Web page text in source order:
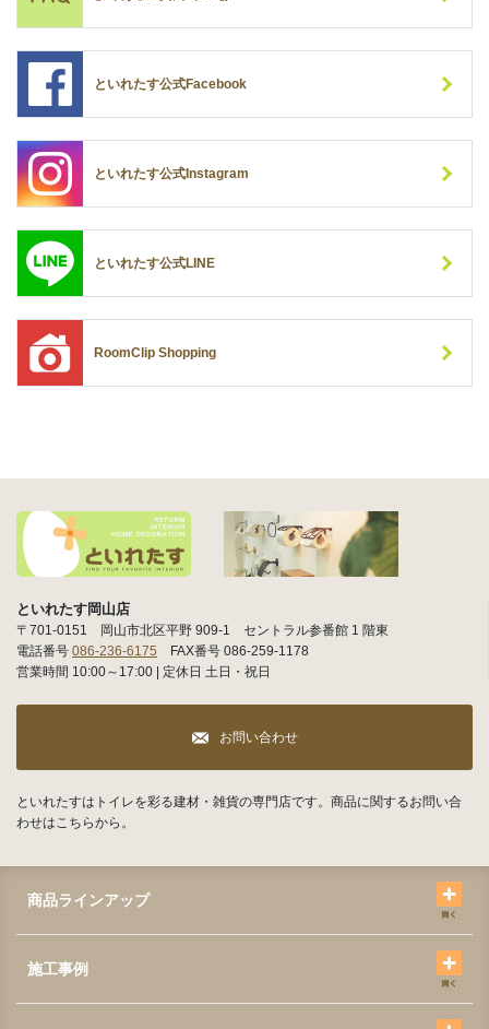
といれたす公式Facebook
といれたす公式Instagram
といれたす公式LINE
RoomClip Shopping
といれたす岡山店
〒701-0151 岡山市北区平野 909-1 セントラル参番館 1 階東
電話番号 086-236-6175 FAX番号 086-259-1178
営業時間 10:00～17:00 | 定休日 土日・祝日
お問い合わせ
といれたすはトイレを彩る建材・雑貨の専門店です。商品に関するお問い合
わせはこちらから。
商品ラインアップ
施工事例